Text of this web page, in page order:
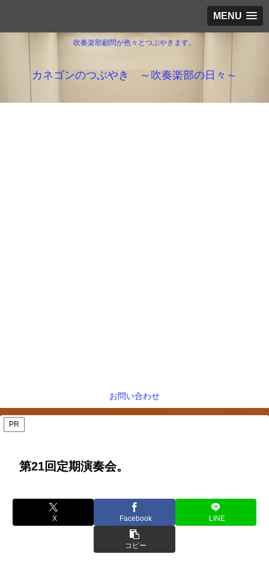
MENU
吹奏楽部顧問が色々とつぶやきます。
カネゴンのつぶやき ～吹奏楽部の日々～
お問い合わせ
PR
第21回定期演奏会。
X Facebook LINE
コピー